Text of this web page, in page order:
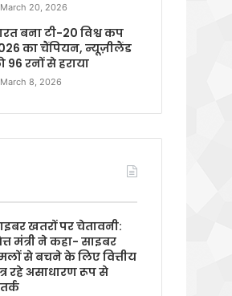
March 20, 2026
बना टी-20 विश्व कप
का चैंपियन, न्यूज़ीलैंड
96 रनों से हराया
March 8, 2026
खतरों पर चेतावनी:
मंत्री ने कहा- साइबर
से बचने के लिए वित्तीय
रहे असाधारण रूप से